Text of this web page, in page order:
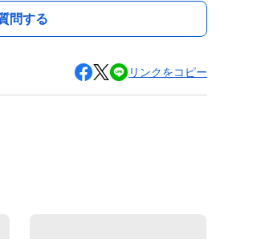
問する
リンクをコピー